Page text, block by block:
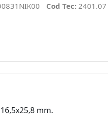
Cod Tec: 2401.07
mm.